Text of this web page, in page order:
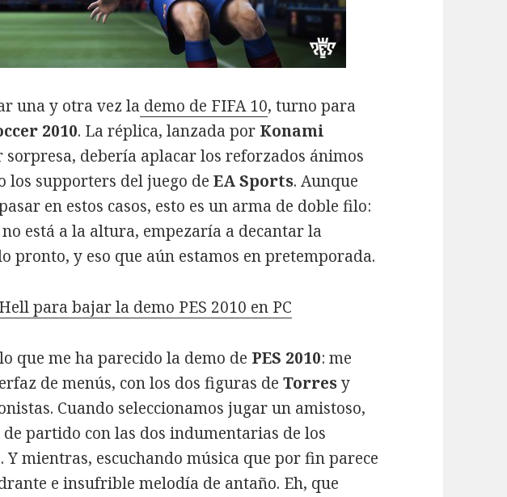
una y otra vez la demo de FIFA 10, turno para
2010. La réplica, lanzada por Konami
debería aplacar los reforzados ánimos
los supporters del juego deEA Sports. Aunque
en estos casos, esto es un arma de doble filo:
no está a la altura, empezaría a decantar la
pronto, y eso que aún estamos en pretemporada.
para bajar la demo PES 2010 en PC
que me ha parecido la demo de PES 2010: me
de menús, con los dos figuras deTorresy
Cuando seleccionamos jugar un amistoso,
partido con las dos indumentarias de los
Y mientras, escuchando música que por fin parece
e insufrible melodía de antaño. Eh, que